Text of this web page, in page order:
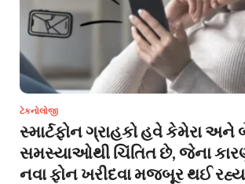
ટેકનોલોજી
સ્માર્ટફોન ગ્રાહકો હવે કેમેરા અને
સમસ્યાઓથી ચિંતિત છે, જેના
નવા ફોન ખરીદવા મજબૂર થઈ